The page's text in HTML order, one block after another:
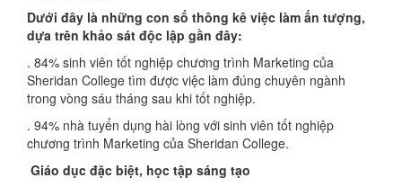
Dưới đây là những con số thông kê việc làm ấn tượng,
dựa trên khảo sát độc lập gần đây:
. 84% sinh viên tốt nghiệp chương trình Marketing của
Sheridan College tìm được việc làm đúng chuyên ngành
trong vòng sáu tháng sau khi tốt nghiệp.
. 94% nhà tuyển dụng hài lòng với sinh viên tốt nghiệp
chương trình Marketing của Sheridan College.
Giáo dục đặc biệt, học tập sáng tạo